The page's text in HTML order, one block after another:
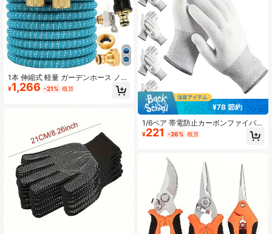
1本 伸縮式 軽量 ガーデンホース ノズ
ル付き - 耐久性、柔軟性、伸縮自
在、長さ選択可能、収納簡単 - 家庭
¥1,266 -21% 概算
¥78 節約
1/6ペア 帯電防止カーボンファイバー
保護手袋、滑り止め、耐摩耗性、防
塵性、タッチ感度良好、通気性のあ
¥221 -26% 概算